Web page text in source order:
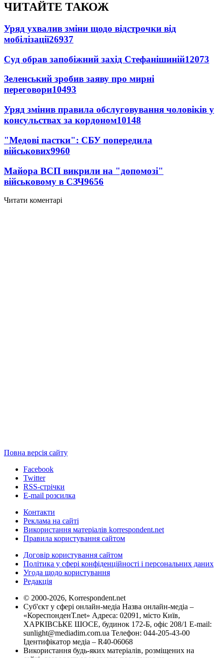
ЧИТАЙТЕ ТАКОЖ
Уряд ухвалив зміни щодо відстрочки від
мобілізації26937
Суд обрав запобіжний захід Стефанішиній12073
Зеленський зробив заяву про мирні
переговори10493
Уряд змінив правила обслуговування чоловіків у
консульствах за кордоном10148
"Медові пастки": СБУ попередила
військових9960
Майора ВСП викрили на "допомозі"
військовому в СЗЧ9656
Читати коментарі
Повна версія сайту
Facebook
Twitter
RSS-стрічки
E-mail розсилка
Контакти
Реклама на сайті
Використання матеріалів korrespondent.net
Правила користування сайтом
Договір користування сайтом
Політика у сфері конфіденційності і персональних даних
Угода щодо користування
Редакція
© 2000-2026, Korrespondent.net
Суб'єкт у сфері онлайн-медіа Назва онлайн-медіа –
«КореспонденТ.net» Адреса: 02091, місто Київ,
ХАРКІВСЬКЕ ШОСЕ, будинок 172-Б, офіс 208/1 E-mail:
sunlight@mediadim.com.ua Телефон: 044-205-43-00
Ідентифікатор медіа – R40-06068
Використання будь-яких матеріалів, розміщених на